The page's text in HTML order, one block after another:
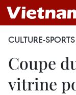
CULTURE-SPORTS
Coupe
vitrine